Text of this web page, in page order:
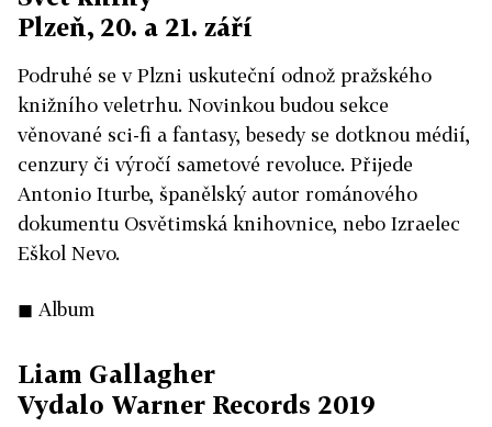
Plzeň, 20. a 21. září
Podruhé se v Plzni uskuteční odnož pražského
knižního veletrhu. Novinkou budou sekce
věnované sci-fi a fantasy, besedy se dotknou médií,
cenzury či výročí sametové revoluce. Přijede
Antonio Iturbe, španělský autor románového
dokumentu Osvětimská knihovnice, nebo Izraelec
Eškol Nevo.
◼ Album
Liam Gallagher
Vydalo Warner Records 2019